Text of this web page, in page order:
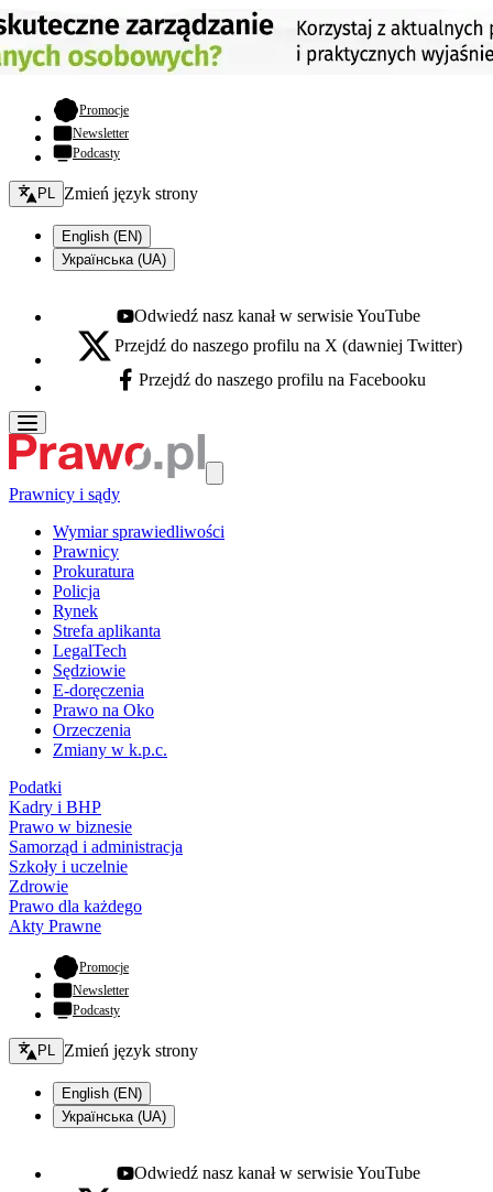
Promocje- otwiera się w nowej karcie
Newsletter
Podcasty
Zmień język - bieżący:
PL Zmień język strony
English (EN)
Українська (UA)
Youtube - otwiera się w nowej karcie
Odwiedź nasz kanał w serwisie YouTube
X - otwiera się w nowej karcie
Przejdź do naszego profilu na X (dawniej Twitter)
Facebook - otwiera się w nowej karcie
Przejdź do naszego profilu na Facebooku
Prawnicy i sądy
Wymiar sprawiedliwości
Prawnicy
Prokuratura
Policja
Rynek
Strefa aplikanta
LegalTech
Sędziowie
E-doręczenia
Prawo na Oko
Orzeczenia
Zmiany w k.p.c.
Podatki
Kadry i BHP
Prawo w biznesie
Samorząd i administracja
Szkoły i uczelnie
Zdrowie
Prawo dla każdego
Akty Prawne
Promocje- otwiera się w nowej karcie
Newsletter
Podcasty
Zmień język - bieżący:
PL Zmień język strony
English (EN)
Українська (UA)
Youtube - otwiera się w nowej karcie
Odwiedź nasz kanał w serwisie YouTube